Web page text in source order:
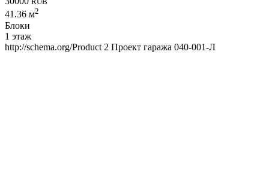
41.36 м2
Блоки
1 этаж
http://schema.org/Product 2 Проект гаража 040-001-Л